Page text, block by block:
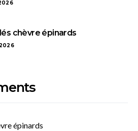
chèvre épinards
épinards